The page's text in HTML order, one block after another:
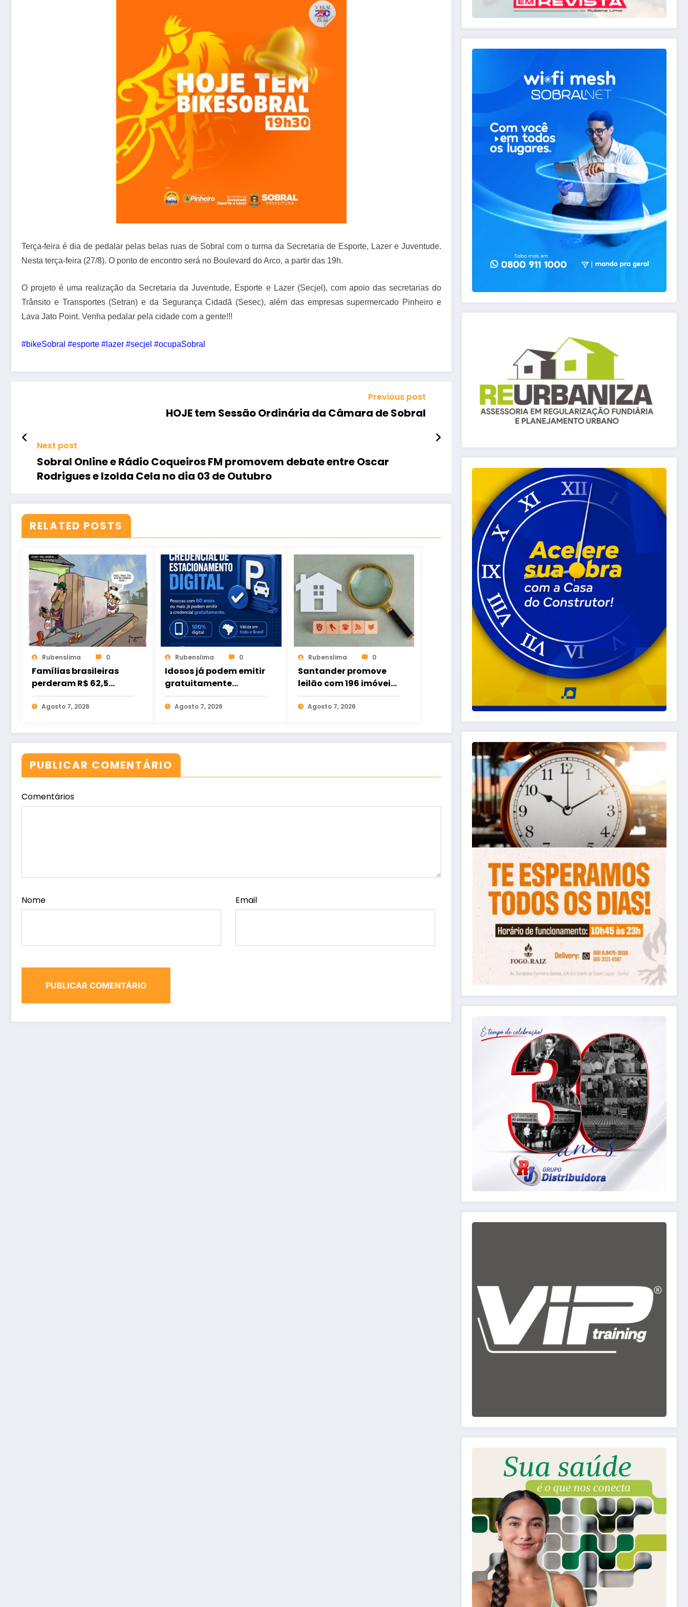
Terça-feira é dia de pedalar pelas belas ruas de Sobral com o turma da Secretaria de Esporte, Lazer e Juventude.
Nesta terça-feira (27/8). O ponto de encontro será no Boulevard do Arco, a partir das 19h.
O projeto é uma realização da Secretaria da Juventude, Esporte e Lazer (Secjel), com apoio das secretarias do
Trânsito e Transportes (Setran) e da Segurança Cidadã (Sesec), além das empresas supermercado Pinheiro e
Lava Jato Point. Venha pedalar pela cidade com a gente!!!
#bikeSobral #esporte #lazer #secjel #ocupaSobral
Previous post
HOJE tem Sessão Ordinária da Câmara de Sobral
Next post
Sobral Online e Rádio Coqueiros FM promovem debate entre Oscar
Rodrigues e Izolda Cela no dia 03 de Outubro
RELATED POSTS
Rubenslima 0
Famílias brasileiras
perderam R$ 62,5
bilhões para bets em
2025Agosto 7, 2026
Rubenslima 0
Idosos já podem emitir
gratuitamente
credencial digital de
estacionamento
Agosto 7, 2026
Rubenslima 0
Santander promove
leilão com 196 imóveis;
há ofertas no Ceará
Agosto 7, 2026
PUBLICAR COMENTÁRIO
Comentários
Nome Email